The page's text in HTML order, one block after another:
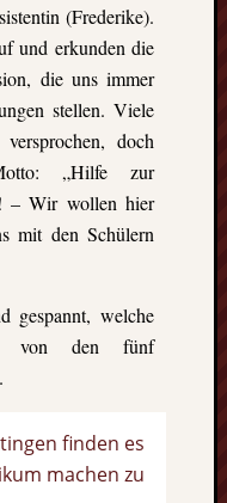
(Frederike).
und erkunden die
die uns immer
stellen. Viele
doch
„Hilfe zur
– Wir wollen hier
mit den Schülern
gespannt, welche
von den fünf